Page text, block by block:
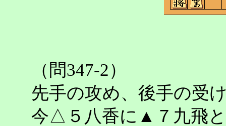
（問347-2）
先手の攻め、後手の受
今△５八香に▲７九飛と